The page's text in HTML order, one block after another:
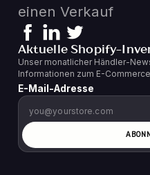
einen Verkauf
Aktuelle Shopify-
Unser monatlicher Händler-
Informationen zum E-
E-Mail-Adresse